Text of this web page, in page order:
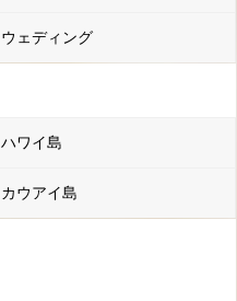
ウェディング
ハワイ島
カウアイ島